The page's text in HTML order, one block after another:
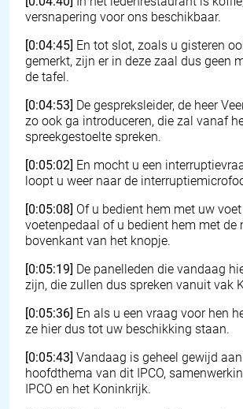
versnapering voor ons beschikbaar.
[0:04:45] En tot slot, zoals u gisteren
gemerkt, zijn er in deze zaal dus geen
de tafel.
[0:04:53] De gespreksleider, de heer
zo ook ga introduceren, die zal vanaf
spreekgestoelte spreken.
[0:05:02] En mocht u een
loopt u weer naar de
[0:05:08] Of u bedient hem met uw
voetenpedaal of u bedient hem met de
bovenkant van het knopje.
[0:05:19] De panelleden die vandaag
zijn, die zullen dus spreken vanuit vak
[0:05:36] En als u een vraag voor hen
ze hier dus tot uw beschikking staan.
[0:05:43] Vandaag is geheel gewijd
hoofdthema van dit IPCO,
IPCO en het Koninkrijk.